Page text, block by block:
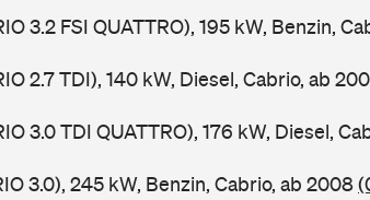
3.2 FSI QUATTRO), 195 kW, Benzin,
2.7 TDI), 140 kW, Diesel, Cabrio, ab
3.0 TDI QUATTRO), 176 kW, Diesel,
3.0), 245 kW, Benzin, Cabrio, ab 2008